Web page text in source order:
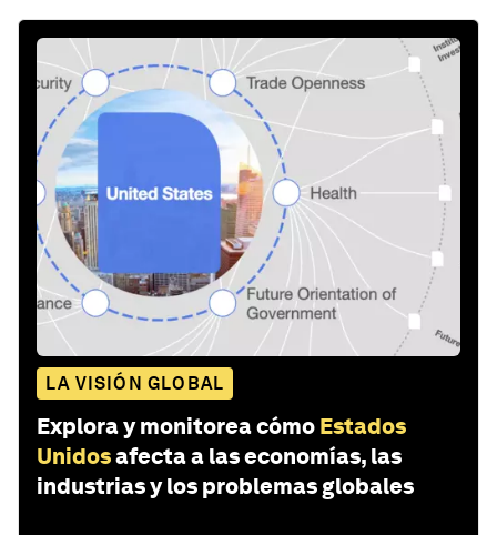
LA VISIÓN GLOBAL
Explora y monitorea cómo Estados
Unidosafecta a las economías, las
industrias y los problemas globales